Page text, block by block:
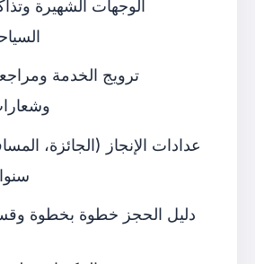
الوجهات الشهيرة
ترويج الخدمة
عدادات الإنجاز (الجائزة،
دليل الحجز خطوة بخطوة